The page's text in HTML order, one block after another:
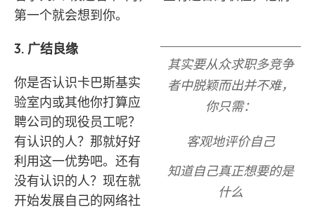
第一个就会想到你。
其实要从众求职多竞争
者中脱颖而出并不难，
你只需：
客观地评价自己
知道自己真正想要的是
什么
3. 广结良缘
你是否认识卡巴斯基实
验室内或其他你打算应
聘公司的现役员工呢？
有认识的人？那就好好
利用这一优势吧。还有
没有认识的人？现在就
开始发展自己的网络社